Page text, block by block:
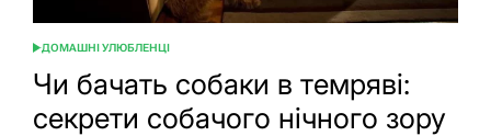
ОПУБЛІКУВАТИ
ДОМАШНІ УЛЮБЛЕНЦІ
Чи бачать собаки в темряві:
секрети собачого нічного зору